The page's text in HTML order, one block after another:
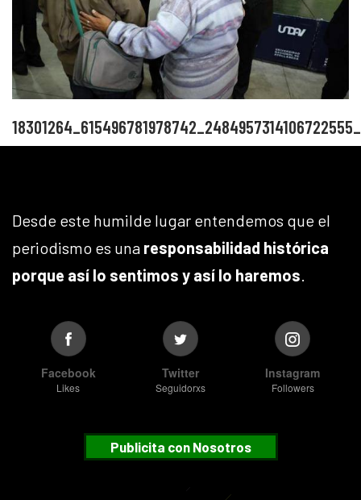
Desde este humilde lugar entendemos que el
periodismo es una responsabilidad histórica
porque así lo sentimos y así lo haremos.
Facebook
Likes
Twitter
Seguidorxs
Instagram
Followers
Publicita con Nosotros